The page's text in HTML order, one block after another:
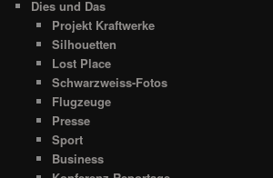
Dies und Das
Projekt Kraftwerke
Silhouetten
Lost Place
Schwarzweiss-Fotos
Flugzeuge
Presse
Sport
Business